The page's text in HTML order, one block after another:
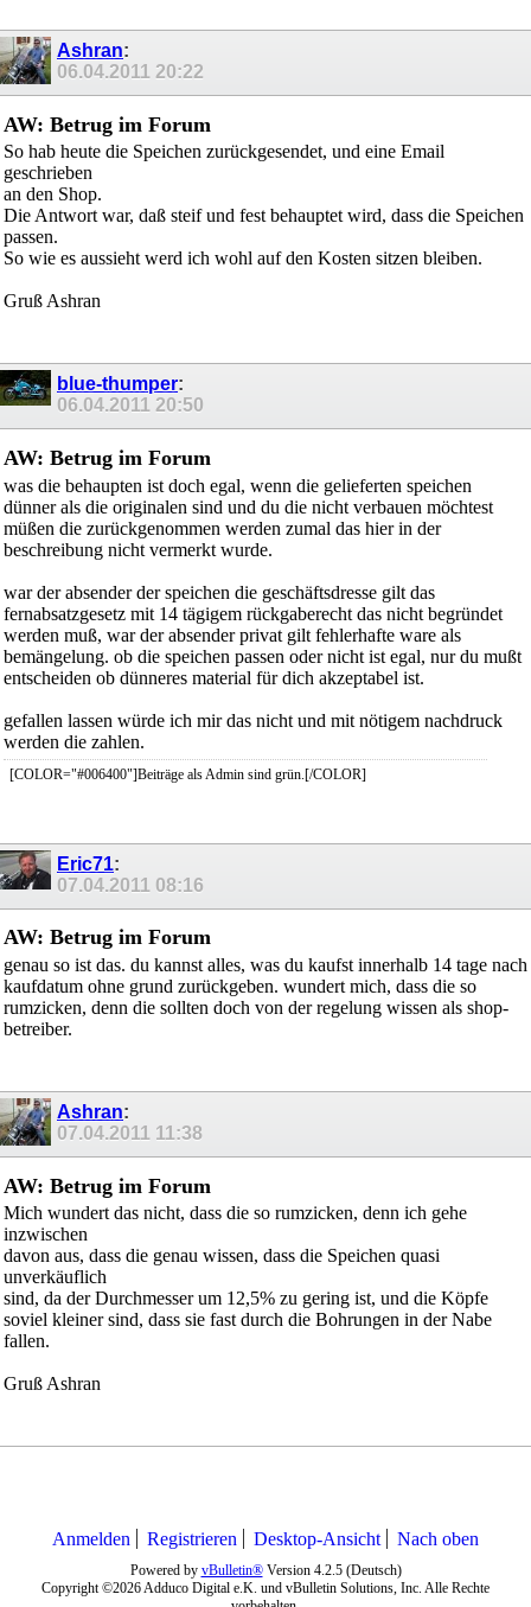
Ashran:
06.04.2011 20:22
AW: Betrug im Forum
So hab heute die Speichen zurückgesendet, und eine Email
geschrieben
an den Shop.
Die Antwort war, daß steif und fest behauptet wird, dass die Speichen
passen.
So wie es aussieht werd ich wohl auf den Kosten sitzen bleiben.
Gruß Ashran
blue-thumper:
06.04.2011 20:50
AW: Betrug im Forum
was die behaupten ist doch egal, wenn die gelieferten speichen
dünner als die originalen sind und du die nicht verbauen möchtest
müßen die zurückgenommen werden zumal das hier in der
beschreibung nicht vermerkt wurde.
war der absender der speichen die geschäftsdresse gilt das
fernabsatzgesetz mit 14 tägigem rückgaberecht das nicht begründet
werden muß, war der absender privat gilt fehlerhafte ware als
bemängelung. ob die speichen passen oder nicht ist egal, nur du mußt
entscheiden ob dünneres material für dich akzeptabel ist.
gefallen lassen würde ich mir das nicht und mit nötigem nachdruck
werden die zahlen.
[COLOR="#006400"]Beiträge als Admin sind grün.[/COLOR]
Eric71:
07.04.2011 08:16
AW: Betrug im Forum
genau so ist das. du kannst alles, was du kaufst innerhalb 14 tage nach
kaufdatum ohne grund zurückgeben. wundert mich, dass die so
rumzicken, denn die sollten doch von der regelung wissen als shop-
betreiber.
Ashran:
07.04.2011 11:38
AW: Betrug im Forum
Mich wundert das nicht, dass die so rumzicken, denn ich gehe
inzwischen
davon aus, dass die genau wissen, dass die Speichen quasi
unverkäuflich
sind, da der Durchmesser um 12,5% zu gering ist, und die Köpfe
soviel kleiner sind, dass sie fast durch die Bohrungen in der Nabe
fallen.
Gruß Ashran
Anmelden Registrieren Desktop-Ansicht Nach oben
Powered by vBulletin®Version 4.2.5 (Deutsch)
Copyright ©2026 Adduco Digital e.K. und vBulletin Solutions, Inc. Alle Rechte